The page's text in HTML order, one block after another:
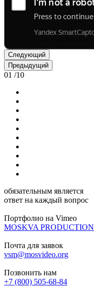
Следующий
Предыдущий
01 /10
обязательным является
ответ на каждый вопрос
Портфолио на Vimeo
MOSKVA PRODUCTION
Почта для заявок
vsm@mosvideo.org
Позвонить нам
+7 (800) 505-68-84